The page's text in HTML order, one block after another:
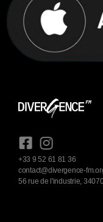
+33 9 52 61 81 36
contact@divergence-
56 rue de l'industrie,